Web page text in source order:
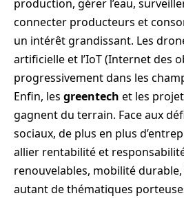
production, gérer l’eau,
connecter producteurs et
un intérêt grandissant. Les
artificielle et l’IoT (Internet des
progressivement dans les
Enfin, les greentech et les
gagnent du terrain. Face aux
sociaux, de plus en plus
allier rentabilité et
renouvelables, mobilité
autant de thématiques